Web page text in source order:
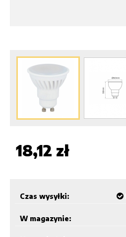
18,12 zł
Czas wysyłki:
W magazynie: